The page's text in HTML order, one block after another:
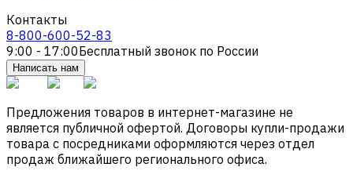
Контакты
8-800-600-52-83
9:00 - 17:00Бесплатный звонок по России
Написать нам
Предложения товаров в интернет-магазине не
является публичной офертой. Договоры купли-продажи
товара с посредниками оформляются через отдел
продаж ближайшего регионального офиса.